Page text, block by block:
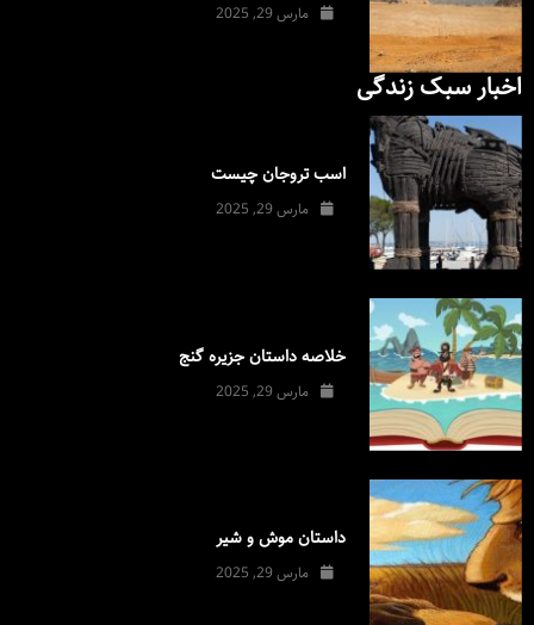
مارس 29, 2025
اخبار سبک زندگی
اسب تروجان چیست
مارس 29, 2025
خلاصه داستان جزیره گنج
مارس 29, 2025
داستان موش و شیر
مارس 29, 2025